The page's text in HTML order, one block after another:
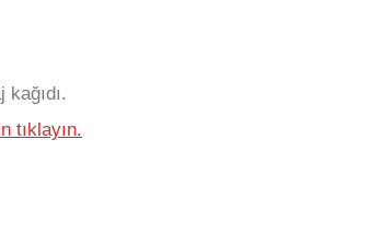
tıklayın.